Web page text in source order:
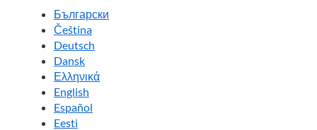
Български
Čeština
Deutsch
Dansk
Ελληνικά
English
Español
Eesti